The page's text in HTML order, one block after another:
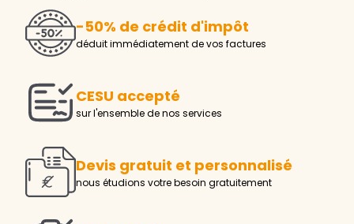
-50% de crédit d'impôt
déduit immédiatement de vos factures
CESU accepté
sur l'ensemble de nos services
Devis gratuit et personnalisé
nous étudions votre besoin gratuitement